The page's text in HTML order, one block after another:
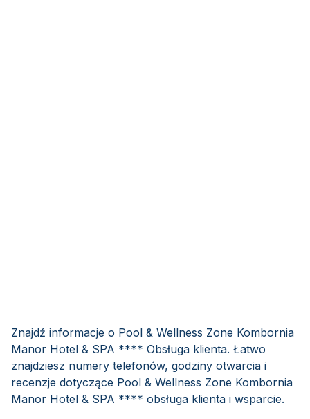
Znajdź informacje o Pool & Wellness Zone Kombornia
Manor Hotel & SPA **** Obsługa klienta. Łatwo
znajdziesz numery telefonów, godziny otwarcia i
recenzje dotyczące Pool & Wellness Zone Kombornia
Manor Hotel & SPA **** obsługa klienta i wsparcie.